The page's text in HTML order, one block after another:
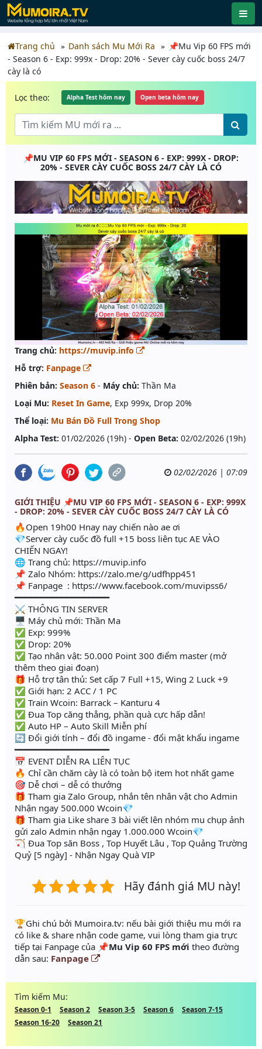
Trang chủ Danh sách Mu Mới Ra
📌Mu Vip 60 FPS mới
- Season 6 - Exp: 999x - Drop: 20% - Sever cày cuốc boss 24/7
cày là có
Lọc theo: Alpha Test hôm nay Open beta hôm nay
📌MU VIP 60 FPS MỚI - SEASON 6 - EXP: 999X - DROP:
20% - SEVER CÀY CUỐC BOSS 24/7 CÀY LÀ CÓ
Trang chủ: https://muvip.info
Hỗ trợ: Fanpage
Phiên bản: Season 6 - Máy chủ: Thần Ma
Loại Mu: Reset In Game, Exp 999x, Drop 20%
Thể loại: Mu Bán Đồ Full Trong Shop
Alpha Test: 01/02/2026 (19h) - Open Beta: 02/02/2026 (19h)
02/02/2026 | 07:09
GIỚI THIỆU 📌MU VIP 60 FPS MỚI - SEASON 6 - EXP: 999X
- DROP: 20% - SEVER CÀY CUỐC BOSS 24/7 CÀY LÀ CÓ
🔥Open 19h00 Hnay nay chiến nào ae ơi
💎Server cày cuốc đồ full +15 boss liên tục AE VÀO
CHIẾN NGAY!
🌐 Trang chủ: https://muvip.info
📌 Zalo Nhóm: https://zalo.me/g/udfhpp451
📌 Fanpage : https://www.facebook.com/muvipss6/
━━━━━━━━━━━━━━━━━━
⚔️ THÔNG TIN SERVER
🖥 Máy chủ mới: Thần Ma
✅ Exp: 999%
✅ Drop: 20%
✅ Tạo nhân vật: 50.000 Point 300 điểm master (mở
thêm theo giai đoạn)
🎁 Hỗ trợ tân thủ: Set cấp 7 Full +15, Wing 2 Luck +9
✅ Giới hạn: 2 ACC / 1 PC
✅ Train Wcoin: Barrack – Kanturu 4
✅ Đua Top căng thẳng, phần quà cực hấp dẫn!
✅ Auto HP – Auto Skill Miễn phí
🔄 Đổi giới tính – đổi đồ ingame - đổi mật khẩu ingame
━━━━━━━━━━━━━━━━━━
📅 EVENT DIỄN RA LIÊN TỤC
🔥 Chỉ cần chăm cày là có toàn bộ item hot nhất game
🎯 Dễ chơi – dễ có thưởng
🎁 Tham gia Zalo Group, nhắn tên nhân vật cho Admin
Nhận ngay 500.000 Wcoin💎
🎁 Tham gia Like share 3 bài viết lên nhóm mu chụp ảnh
gửi zalo Admin nhận ngay 1.000.000 Wcoin💎
🏹 Đua Top săn Boss , Top Huyết Lâu , Top Quảng Trường
Quỷ [5 ngày] - Nhận Ngay Quà VIP
Hãy đánh giá MU này!
️🏆Ghi chú bởi Mumoira.tv: nếu bài giới thiệu mu mới ra
có like & share nhận code game, vui lòng tham gia trực
tiếp tại Fanpage của 📌Mu Vip 60 FPS mới theo đường
dẫn sau: Fanpage
Tìm kiếm Mu:
Season 0-1 Season 2 Season 3-5 Season 6
Season 7-15
Season 16-20
Season 21